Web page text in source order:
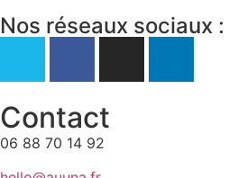
Nos réseaux sociaux :
Contact
06 88 70 14 92